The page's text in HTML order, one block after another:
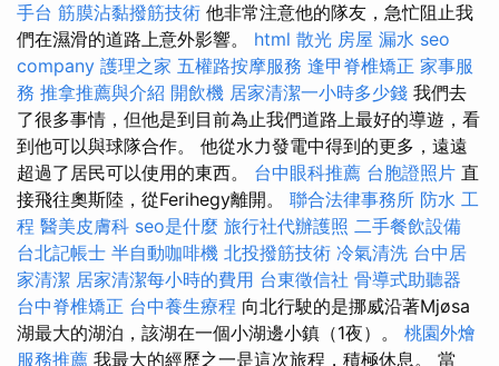
手台 筋膜沾黏撥筋技術 他非常注意他的隊友，急忙阻止我
們在濕滑的道路上意外影響。 html 散光 房屋 漏水 seo
company 護理之家 五權路按摩服務 逢甲脊椎矯正 家事服
務 推拿推薦與介紹 開飲機 居家清潔一小時多少錢 我們去
了很多事情，但他是到目前為止我們道路上最好的導遊，看
到他可以與球隊合作。 他從水力發電中得到的更多，遠遠
超過了居民可以使用的東西。 台中眼科推薦 台胞證照片 直
接飛往奧斯陸，從Ferihegy離開。 聯合法律事務所 防水 工
程 醫美皮膚科 seo是什麼 旅行社代辦護照 二手餐飲設備
台北記帳士 半自動咖啡機 北投撥筋技術 冷氣清洗 台中居
家清潔 居家清潔每小時的費用 台東徵信社 骨導式助聽器
台中脊椎矯正 台中養生療程 向北行駛的是挪威沿著Mjøsa
湖最大的湖泊，該湖在一個小湖邊小鎮（1夜）。 桃園外燴
服務推薦 我最大的經歷之一是這次旅程，積極休息。 當